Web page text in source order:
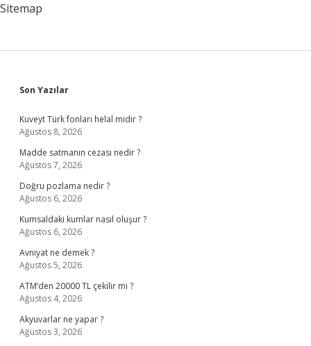
Sitemap
Sidebar
Son Yazılar
Kuveyt Türk fonları helal midir ?
Ağustos 8, 2026
Madde satmanın cezası nedir ?
Ağustos 7, 2026
Doğru pozlama nedir ?
Ağustos 6, 2026
Kumsaldaki kumlar nasıl oluşur ?
Ağustos 6, 2026
Avniyat ne demek ?
Ağustos 5, 2026
ATM’den 20000 TL çekilir mi ?
Ağustos 4, 2026
Akyuvarlar ne yapar ?
Ağustos 3, 2026